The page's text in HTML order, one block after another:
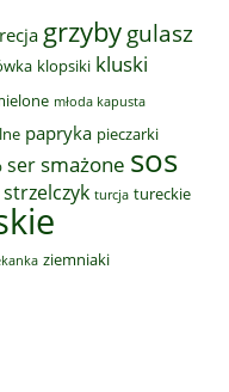
grzyby gulasz
klopsiki kluski
młoda kapusta
papryka pieczarki
ser smażone sos
turcja tureckie
ziemniaki